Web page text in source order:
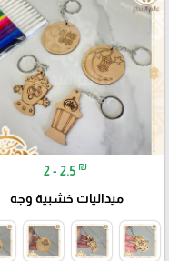
2 - 2.5 ₪
ميداليات خشبية وجه